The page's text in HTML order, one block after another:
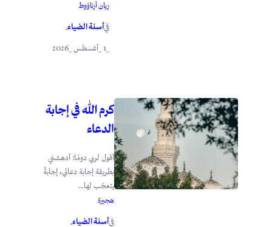
ريان أرناؤوط
فيأسنة الضياء.
_1 _أغسطس _2026
كرم الله في إجابة
الدعاء
أقول لربي دومًا: أدهشني
بطريقة إجابة دعائي، إجابةً
يتعجّب لها...
هجيرة
فيأسنة الضياء.